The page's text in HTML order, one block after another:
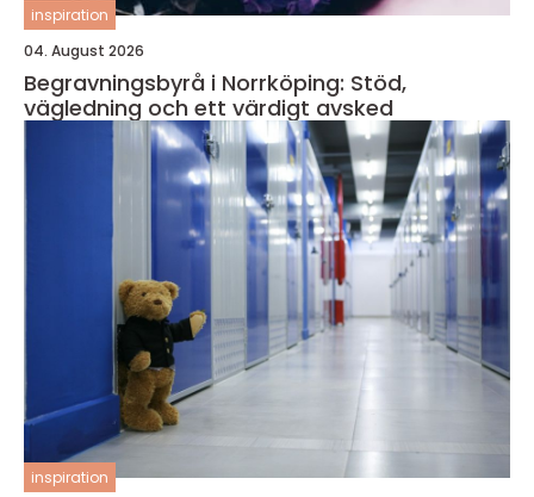
inspiration
04. August 2026
Begravningsbyrå i Norrköping: Stöd,
vägledning och ett värdigt avsked
inspiration